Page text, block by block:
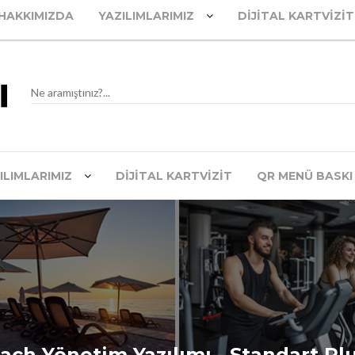
YAZILIMLARIMIZ DIJITAL KARTVIZIT
DIJITAL KARTVIZIT QR MENÜ BASKI